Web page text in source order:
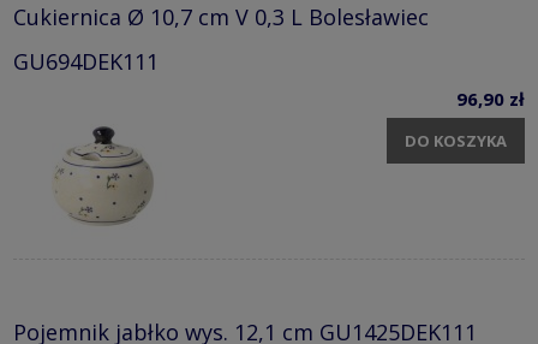
Cukiernica Ø 10,7 cm V 0,3 L Bolesławiec
GU694DEK111
96,90 zł
DO KOSZYKA
Pojemnik jabłko wys. 12,1 cm GU1425DEK111